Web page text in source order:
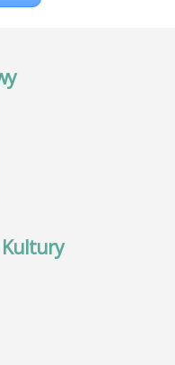
Kultury